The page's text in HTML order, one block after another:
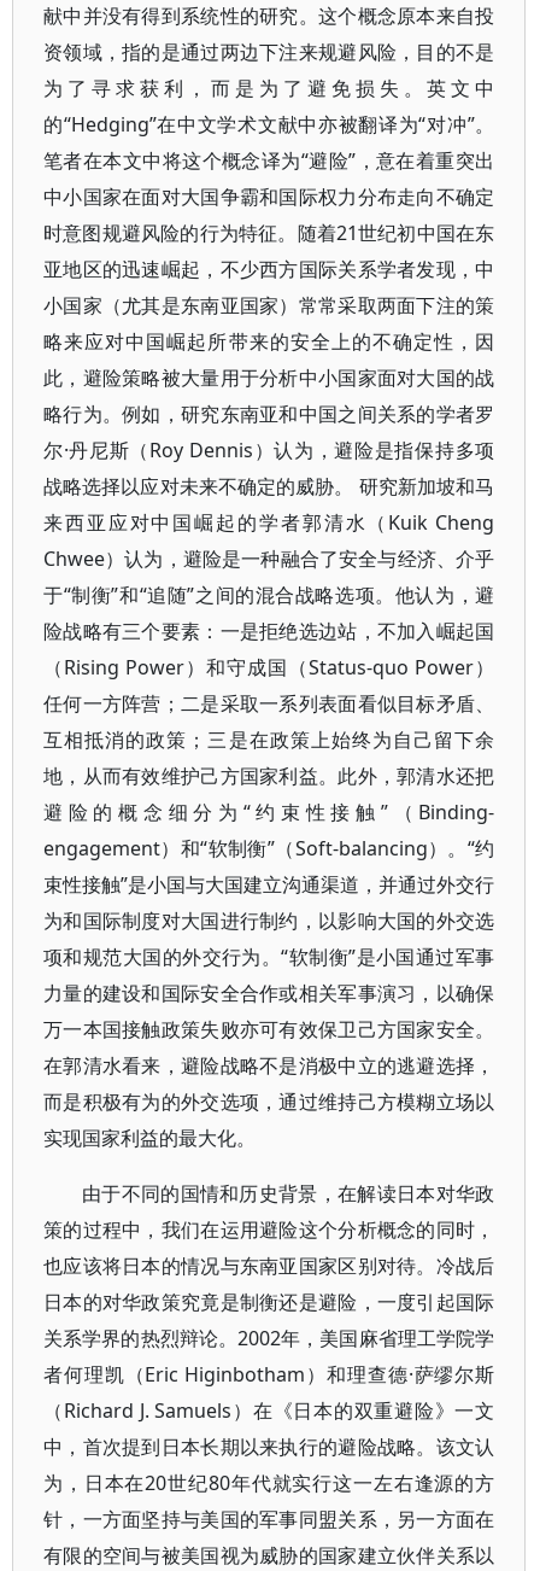
献中并没有得到系统性的研究。这个概念原本来自投
资领域，指的是通过两边下注来规避风险，目的不是
为了寻求获利，而是为了避免损失。英文中
的“Hedging”在中文学术文献中亦被翻译为“对冲”。
笔者在本文中将这个概念译为“避险”，意在着重突出
中小国家在面对大国争霸和国际权力分布走向不确定
时意图规避风险的行为特征。随着21世纪初中国在东
亚地区的迅速崛起，不少西方国际关系学者发现，中
小国家（尤其是东南亚国家）常常采取两面下注的策
略来应对中国崛起所带来的安全上的不确定性，因
此，避险策略被大量用于分析中小国家面对大国的战
略行为。例如，研究东南亚和中国之间关系的学者罗
尔·丹尼斯（Roy Dennis）认为，避险是指保持多项
战略选择以应对未来不确定的威胁。 研究新加坡和马
来西亚应对中国崛起的学者郭清水（Kuik Cheng
Chwee）认为，避险是一种融合了安全与经济、介乎
于“制衡”和“追随”之间的混合战略选项。他认为，避
险战略有三个要素：一是拒绝选边站，不加入崛起国
（Rising Power）和守成国（Status-quo Power）
任何一方阵营；二是采取一系列表面看似目标矛盾、
互相抵消的政策；三是在政策上始终为自己留下余
地，从而有效维护己方国家利益。此外，郭清水还把
避险的概念细分为“约束性接触”（Binding-
engagement）和“软制衡”（Soft-balancing）。“约
束性接触”是小国与大国建立沟通渠道，并通过外交行
为和国际制度对大国进行制约，以影响大国的外交选
项和规范大国的外交行为。“软制衡”是小国通过军事
力量的建设和国际安全合作或相关军事演习，以确保
万一本国接触政策失败亦可有效保卫己方国家安全。
在郭清水看来，避险战略不是消极中立的逃避选择，
而是积极有为的外交选项，通过维持己方模糊立场以
实现国家利益的最大化。
由于不同的国情和历史背景，在解读日本对华政
策的过程中，我们在运用避险这个分析概念的同时，
也应该将日本的情况与东南亚国家区别对待。冷战后
日本的对华政策究竟是制衡还是避险，一度引起国际
关系学界的热烈辩论。2002年，美国麻省理工学院学
者何理凯（Eric Higinbotham）和理查德·萨缪尔斯
（Richard J. Samuels）在《日本的双重避险》一文
中，首次提到日本长期以来执行的避险战略。该文认
为，日本在20世纪80年代就实行这一左右逢源的方
针，一方面坚持与美国的军事同盟关系，另一方面在
有限的空间与被美国视为威胁的国家建立伙伴关系以